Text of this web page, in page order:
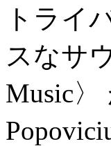
トライ
スなサ
Music